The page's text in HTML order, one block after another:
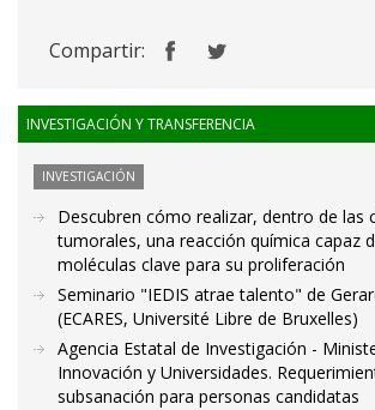
Compartir:
INVESTIGACIÓN Y TRANSFERENCIA
INVESTIGACIÓN
Descubren cómo realizar, dentro de las
tumorales, una reacción química capaz
moléculas clave para su proliferación
Seminario "IEDIS atrae talento" de
(ECARES, Université Libre de Bruxelles)
Agencia Estatal de Investigación -
Innovación y Universidades.
subsanación para personas candidatas